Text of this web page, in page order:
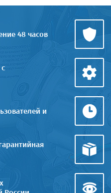
48 часов
и